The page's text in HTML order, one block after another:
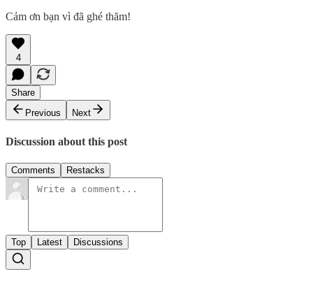
Cảm ơn bạn vì đã ghé thăm!
4
Share
Previous
Next
Discussion about this post
Comments Restacks
Top Latest Discussions